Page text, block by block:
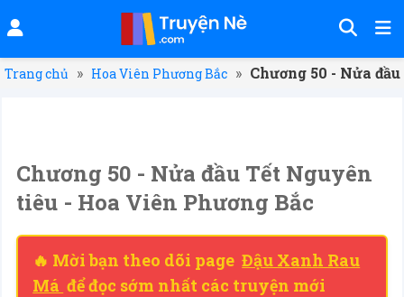
Trang chủ » Hoa Viên Phương Bắc » Chương 50 - Nửa
Chương 50 - Nửa đầu Tết Nguyên
tiêu - Hoa Viên Phương Bắc
🔥 Mời bạn theo dõi page Đậu Xanh Rau
Má để đọc sớm nhất các truyện mới